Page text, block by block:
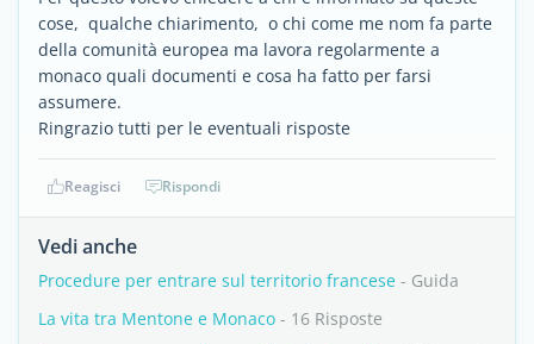
cose, qualche chiarimento, o chi come me nom fa parte
della comunità europea ma lavora regolarmente a
monaco quali documenti e cosa ha fatto per farsi
assumere.
Ringrazio tutti per le eventuali risposte
Reagisci Rispondi
Vedi anche
Procedure per entrare sul territorio francese - Guida
La vita tra Mentone e Monaco - 16 Risposte